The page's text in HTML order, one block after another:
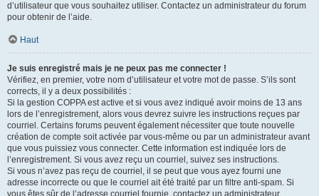
d’utilisateur que vous souhaitez utiliser. Contactez un administrateur du forum
pour obtenir de l’aide.
Haut
Je suis enregistré mais je ne peux pas me connecter !
Vérifiez, en premier, votre nom d’utilisateur et votre mot de passe. S’ils sont
corrects, il y a deux possibilités :
Si la gestion COPPA est active et si vous avez indiqué avoir moins de 13 ans
lors de l’enregistrement, alors vous devrez suivre les instructions reçues par
courriel. Certains forums peuvent également nécessiter que toute nouvelle
création de compte soit activée par vous-même ou par un administrateur avant
que vous puissiez vous connecter. Cette information est indiquée lors de
l’enregistrement. Si vous avez reçu un courriel, suivez ses instructions.
Si vous n’avez pas reçu de courriel, il se peut que vous ayez fourni une
adresse incorrecte ou que le courriel ait été traité par un filtre anti-spam. Si
vous êtes sûr de l’adresse courriel fournie, contactez un administrateur.